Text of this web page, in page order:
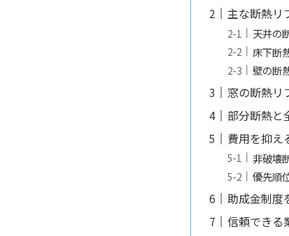
主な断熱リ
天井の
床下断
壁の断
窓の断熱リ
部分断熱と
費用を抑え
非破壊
優先順
助成金制度
信頼できる